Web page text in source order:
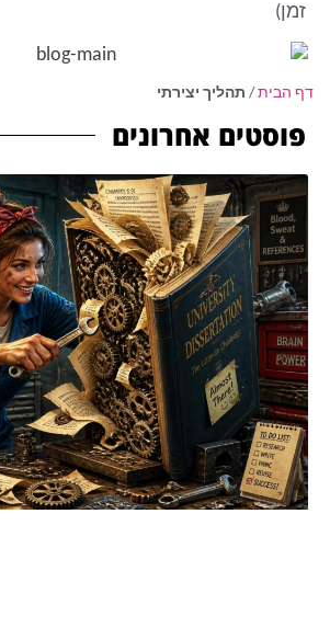
זמן)
דף הבית / תהליך יצירתי
פוסטים אחרונים